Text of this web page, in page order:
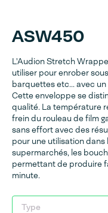
ASW450
L'Audion Stretch
utiliser pour enrober
barquettes etc... avec
Cette enveloppe se
qualité. La température
frein du rouleau de film
sans effort avec des
pour une utilisation
supermarchés, les
permettant de produire
minute.
Type